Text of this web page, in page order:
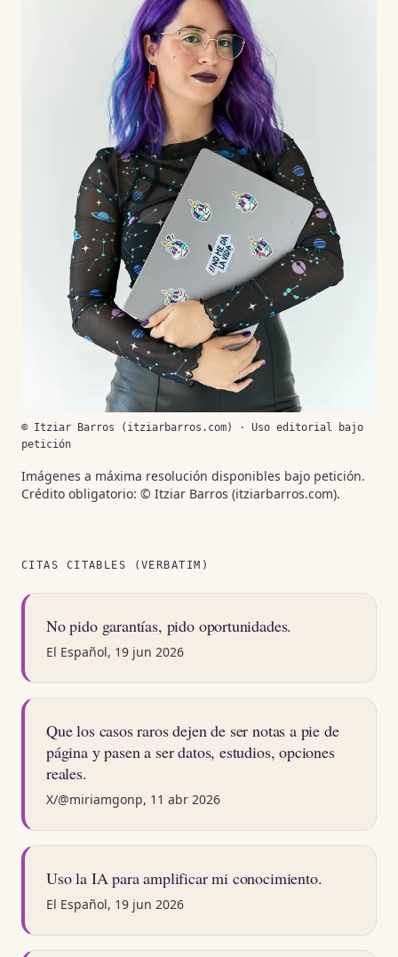
© Itziar Barros (itziarbarros.com) · Uso editorial bajo
petición
Imágenes a máxima resolución disponibles bajo petición.
Crédito obligatorio: © Itziar Barros (itziarbarros.com).
CITAS CITABLES (VERBATIM)
No pido garantías, pido oportunidades.
El Español, 19 jun 2026
Que los casos raros dejen de ser notas a pie de
página y pasen a ser datos, estudios, opciones
reales.
X/@miriamgonp, 11 abr 2026
Uso la IA para amplificar mi conocimiento.
El Español, 19 jun 2026